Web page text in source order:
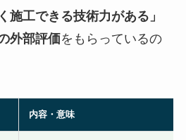
施工できる技術力がある」
外部評価をもらっているの
内容・意味